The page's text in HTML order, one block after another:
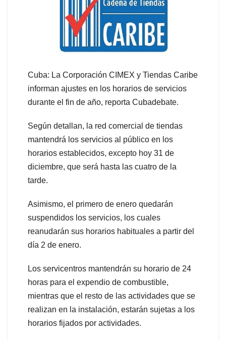
Cuba: La Corporación CIMEX y Tiendas Caribe
informan ajustes en los horarios de servicios
durante el fin de año, reporta Cubadebate.
Según detallan, la red comercial de tiendas
mantendrá los servicios al público en los
horarios establecidos, excepto hoy 31 de
diciembre, que será hasta las cuatro de la
tarde.
Asimismo, el primero de enero quedarán
suspendidos los servicios, los cuales
reanudarán sus horarios habituales a partir del
día 2 de enero.
Los servicentros mantendrán su horario de 24
horas para el expendio de combustible,
mientras que el resto de las actividades que se
realizan en la instalación, estarán sujetas a los
horarios fijados por actividades.